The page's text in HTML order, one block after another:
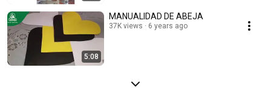
5:08
MANUALIDAD DE ABEJA
37K views 6 years ago